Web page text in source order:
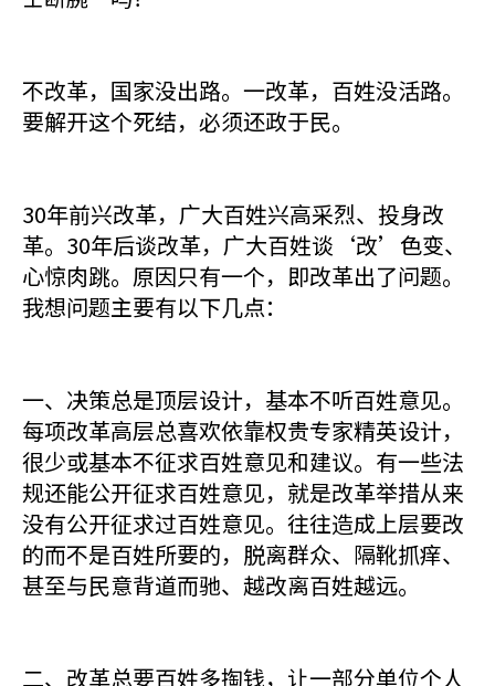
不改革，国家没出路。一改革，百姓没活路。
要解开这个死结，必须还政于民。
30年前兴改革，广大百姓兴高采烈、投身改
革。30年后谈改革，广大百姓谈‘改’色变、
心惊肉跳。原因只有一个，即改革出了问题。
我想问题主要有以下几点：
一、决策总是顶层设计，基本不听百姓意见。
每项改革高层总喜欢依靠权贵专家精英设计，
很少或基本不征求百姓意见和建议。有一些法
规还能公开征求百姓意见，就是改革举措从来
没有公开征求过百姓意见。往往造成上层要改
的而不是百姓所要的，脱离群众、隔靴抓痒、
甚至与民意背道而驰、越改离百姓越远。
二、改革总要百姓多掏钱，让一部分单位个人